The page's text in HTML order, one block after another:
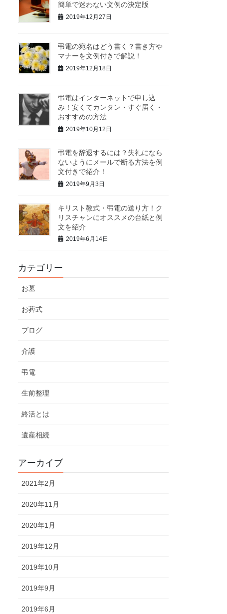
簡単で迷わない文例の決定版
2019年12月27日
弔電の宛名はどう書く？書き方や
マナーを文例付きで解説！
2019年12月18日
弔電はインターネットで申し込
み！安くてカンタン・すぐ届く・
おすすめの方法
2019年10月12日
弔電を辞退するには？失礼になら
ないようにメールで断る方法を例
文付きで紹介！
2019年9月3日
キリスト教式・弔電の送り方！ク
リスチャンにオススメの台紙と例
文を紹介
2019年6月14日
カテゴリー
お墓
お葬式
ブログ
介護
弔電
生前整理
終活とは
遺産相続
アーカイブ
2021年2月
2020年11月
2020年1月
2019年12月
2019年10月
2019年9月
2019年6月